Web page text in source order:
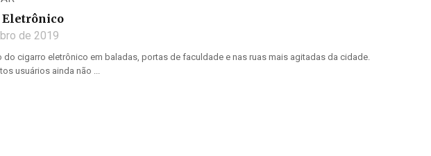
Eletrônico
de 2019
cigarro eletrônico em baladas, portas de faculdade e nas ruas mais agitadas da cidade.
usuários ainda não ...